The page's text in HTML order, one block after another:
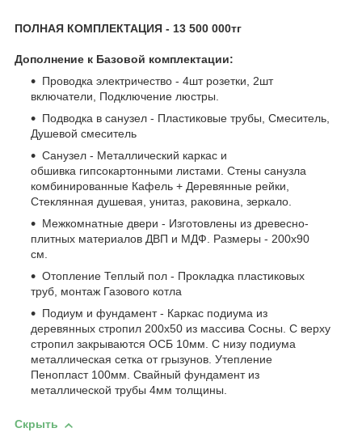
ПОЛНАЯ КОМПЛЕКТАЦИЯ - 13 500 000тг
Дополнение к Базовой комплектации:
Проводка электричество - 4шт розетки, 2шт
включатели, Подключение люстры.
Подводка в санузел - Пластиковые трубы, Смеситель,
Душевой смеситель
Санузел - Металлический каркас и
обшивка гипсокартонными листами. Стены санузла
комбинированные Кафель + Деревянные рейки,
Стеклянная душевая, унитаз, раковина, зеркало.
Межкомнатные двери - Изготовлены из древесно-
плитных материалов ДВП и МДФ. Размеры - 200x90
см.
Отопление Теплый пол - Прокладка пластиковых
труб, монтаж Газового котла
Подиум и фундамент - Каркас подиума из
деревянных стропил 200х50 из массива Сосны. С верху
стропил закрываются ОСБ 10мм. С низу подиума
металлическая сетка от грызунов. Утепление
Пенопласт 100мм. Свайный фундамент из
металлической трубы 4мм толщины.
Скрыть